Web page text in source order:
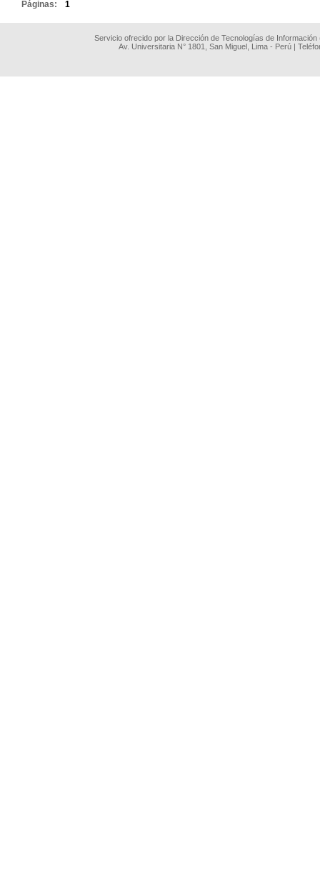
Páginas: 1
Servicio ofrecido por la Dirección de Tecnologías de
Av. Universitaria N° 1801, San Miguel, Lima - Perú |